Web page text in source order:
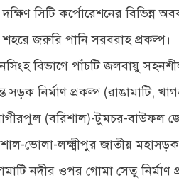
সিটি কর্পোরেশনের বিভিন্ন
শহরে জরুরি পানি সরবরাহ প্রকল্প।
বিভাগে পাঁচটি জলবায়ু
সড়ক নির্মাণ প্রকল্প (রাঙামাটি,
(বরিশাল)-টুমচর-বাউফল
ভোলা-লক্ষ্মীপুর জাতীয়
নদীর ওপর গোমা সেতু